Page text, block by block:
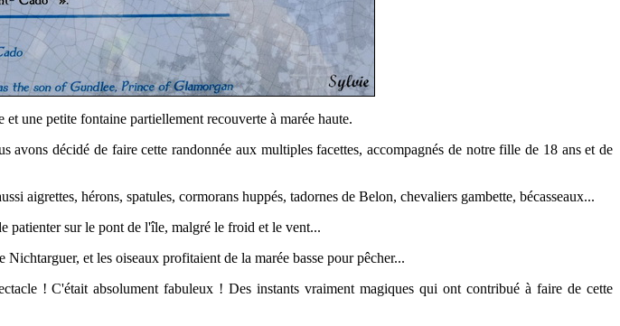
une petite fontaine partiellement recouverte à marée haute.
décidé de faire cette randonnée aux multiples facettes, accompagnés de notre fille de 18 ans et de
aigrettes, hérons, spatules, cormorans huppés, tadornes de Belon, chevaliers gambette, bécasseaux...
patienter sur le pont de l'île, malgré le froid et le vent...
et les oiseaux profitaient de la marée basse pour pêcher...
! C'était absolument fabuleux ! Des instants vraiment magiques qui ont contribué à faire de cette